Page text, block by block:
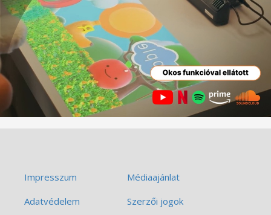
Impresszum
Médiaajánlat
Adatvédelem
Szerzői jogok